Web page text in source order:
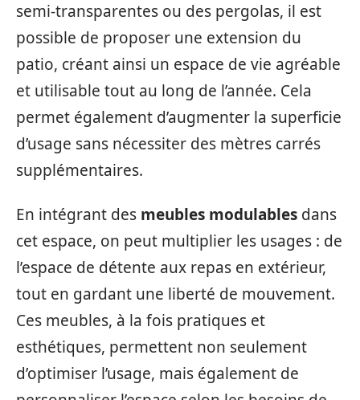
semi-transparentes ou des pergolas, il est
possible de proposer une extension du
patio, créant ainsi un espace de vie agréable
et utilisable tout au long de l’année. Cela
permet également d’augmenter la superficie
d’usage sans nécessiter des mètres carrés
supplémentaires.
En intégrant des meubles modulables dans
cet espace, on peut multiplier les usages : de
l’espace de détente aux repas en extérieur,
tout en gardant une liberté de mouvement.
Ces meubles, à la fois pratiques et
esthétiques, permettent non seulement
d’optimiser l’usage, mais également de